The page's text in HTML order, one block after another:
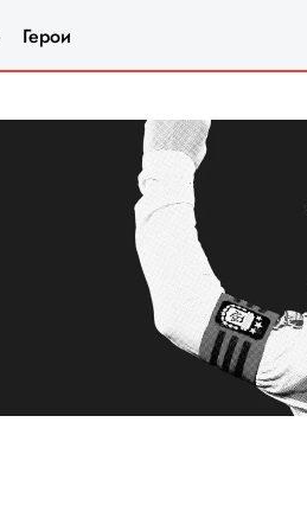
Герои